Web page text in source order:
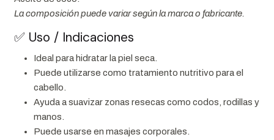
La composición puede variar según la marca o fabricante.
✅ Uso / Indicaciones
Ideal para hidratar la piel seca.
Puede utilizarse como tratamiento nutritivo para el
cabello.
Ayuda a suavizar zonas resecas como codos, rodillas y
manos.
Puede usarse en masajes corporales.